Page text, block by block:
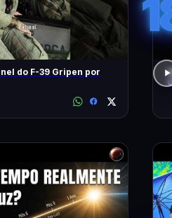
do F-39 Gripen por